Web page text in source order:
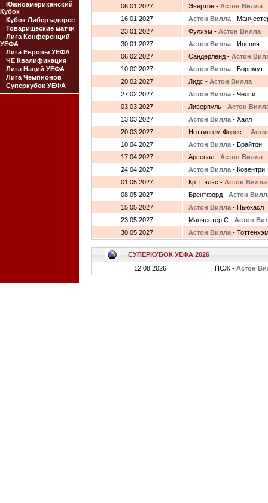
Южноамериканский
Кубок
Кубок Либертадорес
Товарищеские матчи
Лига Конференций
УЕФА
Лига Европы УЕФА
ЧЕ Квалификация
Лига Наций УЕФА
Лига Чемпионов
Суперкубок УЕФА
06.01.2027
Эвертон - Астон Вилла
16.01.2027
Астон Вилла -
23.01.2027
Фулхэм - Астон Вилла
30.01.2027
Астон Вилла - Ипсвич
06.02.2027
Сандерленд - Астон
10.02.2027
Астон Вилла - Борнмут
20.02.2027
Лидс - Астон Вилла
27.02.2027
Астон Вилла - Челси
03.03.2027
Ливерпуль - Астон
13.03.2027
Астон Вилла - Халл
20.03.2027
Ноттингем Форест -
10.04.2027
Астон Вилла - Брайтон
17.04.2027
Арсенал - Астон Вилла
24.04.2027
Астон Вилла - Ковентри
01.05.2027
Кр. Пэлэс - Астон Вилла
08.05.2027
Брентфорд - Астон
15.05.2027
Астон Вилла - Ньюкасл
23.05.2027
Манчестер С - Астон
30.05.2027
Астон Вилла -
СУПЕРКУБОК УЕФА 2026
12.08.2026
ПСЖ - Астон